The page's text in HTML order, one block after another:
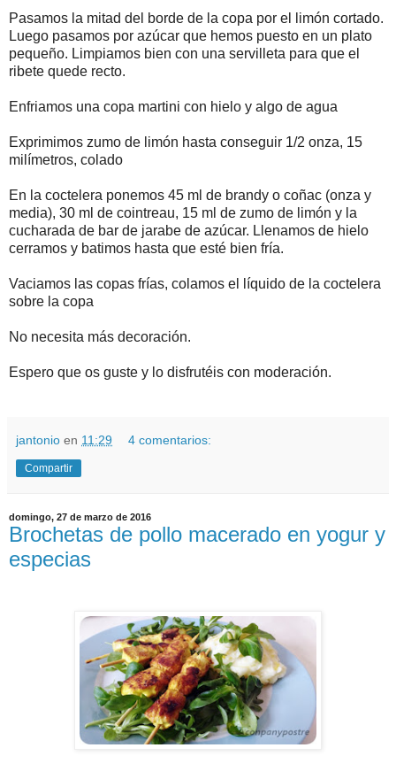
Pasamos la mitad del borde de la copa por el limón cortado.
Luego pasamos por azúcar que hemos puesto en un plato
pequeño. Limpiamos bien con una servilleta para que el
ribete quede recto.
Enfriamos una copa martini con hielo y algo de agua
Exprimimos zumo de limón hasta conseguir 1/2 onza, 15
milímetros, colado
En la coctelera ponemos 45 ml de brandy o coñac (onza y
media), 30 ml de cointreau, 15 ml de zumo de limón y la
cucharada de bar de jarabe de azúcar. Llenamos de hielo
cerramos y batimos hasta que esté bien fría.
Vaciamos las copas frías, colamos el líquido de la coctelera
sobre la copa
No necesita más decoración.
Espero que os guste y lo disfrutéis con moderación.
jantonio en 11:29 4 comentarios:
Compartir
domingo, 27 de marzo de 2016
Brochetas de pollo macerado en yogur y
especias